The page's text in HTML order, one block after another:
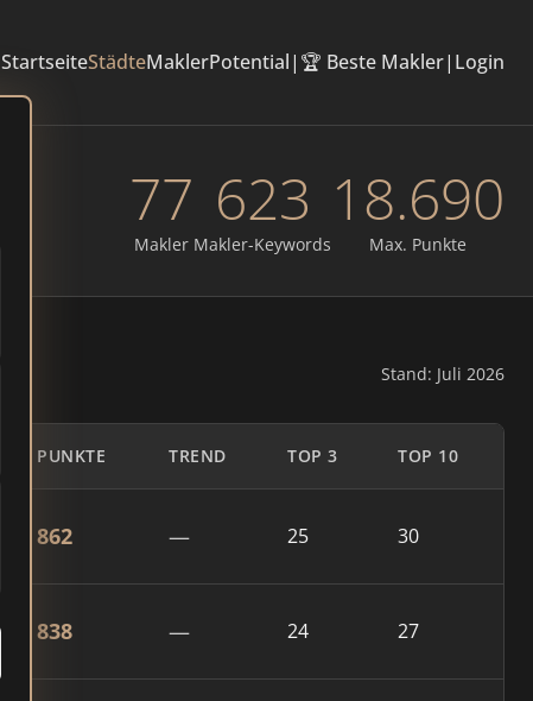
StartseiteStädteMaklerPotential| 🏆 Beste Makler| Login
77
Makler
623
Makler-Keywords
18.690
Max. Punkte
Stand: Juli 2026
PUNKTE TREND TOP 3 TOP 10
862 — 25 30
838 — 24 27